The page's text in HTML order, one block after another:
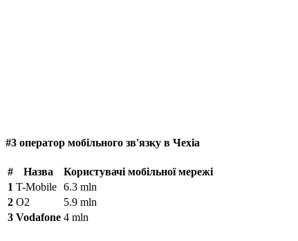
#3 оператор мобільного зв'язку в Чехіа
# Назва
Користувачі мобільної мережі
1 T-Mobile 6.3 mln
2 O2
5.9 mln
3 Vodafone 4 mln